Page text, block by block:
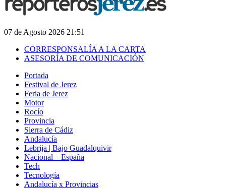
07 de Agosto 2026 21:51
CORRESPONSALÍA A LA CARTA
ASESORÍA DE COMUNICACIÓN
Portada
Festival de Jerez
Feria de Jerez
Motor
Rocío
Provincia
Sierra de Cádiz
Andalucía
Lebrija | Bajo Guadalquivir
Nacional – España
Tech
Tecnología
Andalucía x Provincias